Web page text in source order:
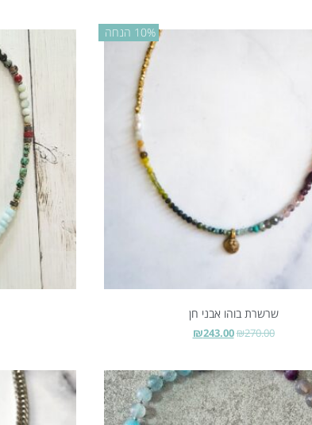
10% הנחה
שרשרת בוהו אבני חן
₪270.00
₪243.00